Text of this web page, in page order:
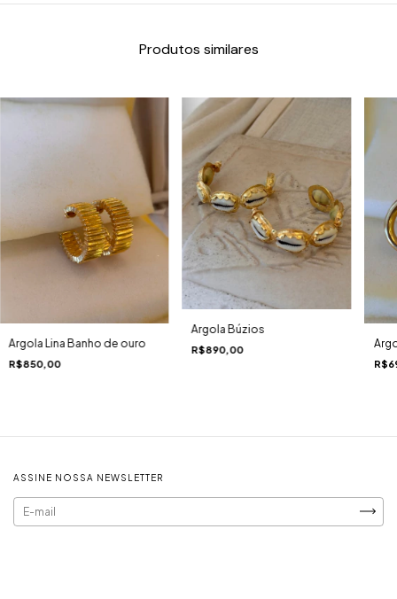
Produtos similares
Argola Lina Banho de ouro
R$850,00
Argola Búzios
R$890,00
ASSINE NOSSA NEWSLETTER